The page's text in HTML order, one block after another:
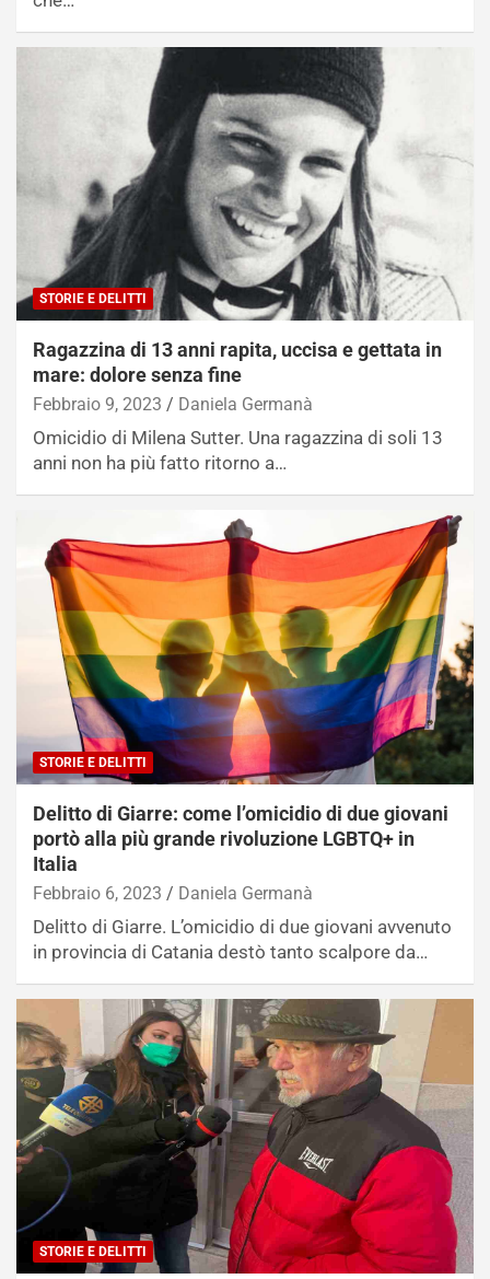
STORIE E DELITTI
Ragazzina di 13 anni rapita, uccisa e gettata in
mare: dolore senza fine
Febbraio 9, 2023 Daniela Germanà
Omicidio di Milena Sutter. Una ragazzina di soli 13
anni non ha più fatto ritorno a…
STORIE E DELITTI
Delitto di Giarre: come l’omicidio di due giovani
portò alla più grande rivoluzione LGBTQ+ in
Italia
Febbraio 6, 2023 Daniela Germanà
Delitto di Giarre. L’omicidio di due giovani avvenuto
in provincia di Catania destò tanto scalpore da…
STORIE E DELITTI